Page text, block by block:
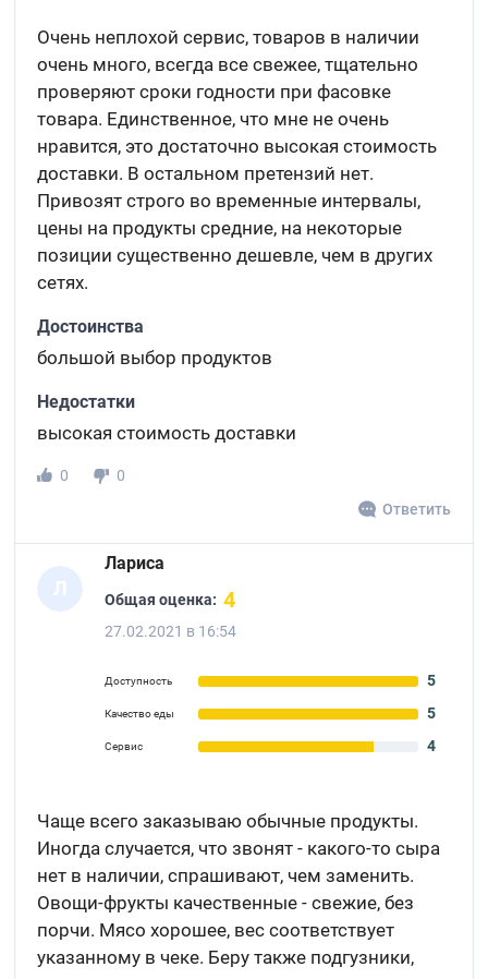
Очень неплохой сервис, товаров в наличии
очень много, всегда все свежее, тщательно
проверяют сроки годности при фасовке
товара. Единственное, что мне не очень
нравится, это достаточно высокая стоимость
доставки. В остальном претензий нет.
Привозят строго во временные интервалы,
цены на продукты средние, на некоторые
позиции существенно дешевле, чем в других
сетях.
Достоинства
большой выбор продуктов
Недостатки
высокая стоимость доставки
0
0
Ответить
Л
Лариса
Общая оценка: 4
27.02.2021 в 16:54
Доступность 5
Качество еды 5
Сервис 4
Чаще всего заказываю обычные продукты.
Иногда случается, что звонят - какого-то сыра
нет в наличии, спрашивают, чем заменить.
Овощи-фрукты качественные - свежие, без
порчи. Мясо хорошее, вес соответствует
указанному в чеке. Беру также подгузники,